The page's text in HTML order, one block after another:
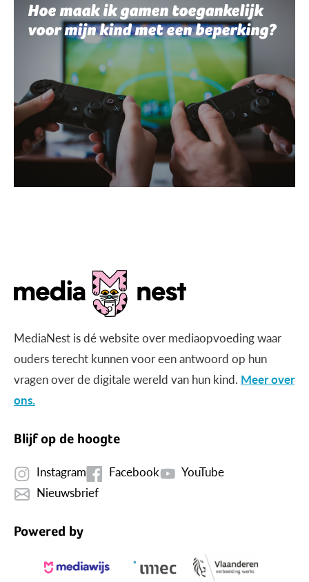
Hoe maak ik gamen toegankelijk
voor mijn kind met een beperking?
MediaNest is dé website over mediaopvoeding waar
ouders terecht kunnen voor een antwoord op hun
vragen over de digitale wereld van hun kind. Meer over
ons.
Blijf op de hoogte
Instagram Facebook
YouTube
Nieuwsbrief
Powered by